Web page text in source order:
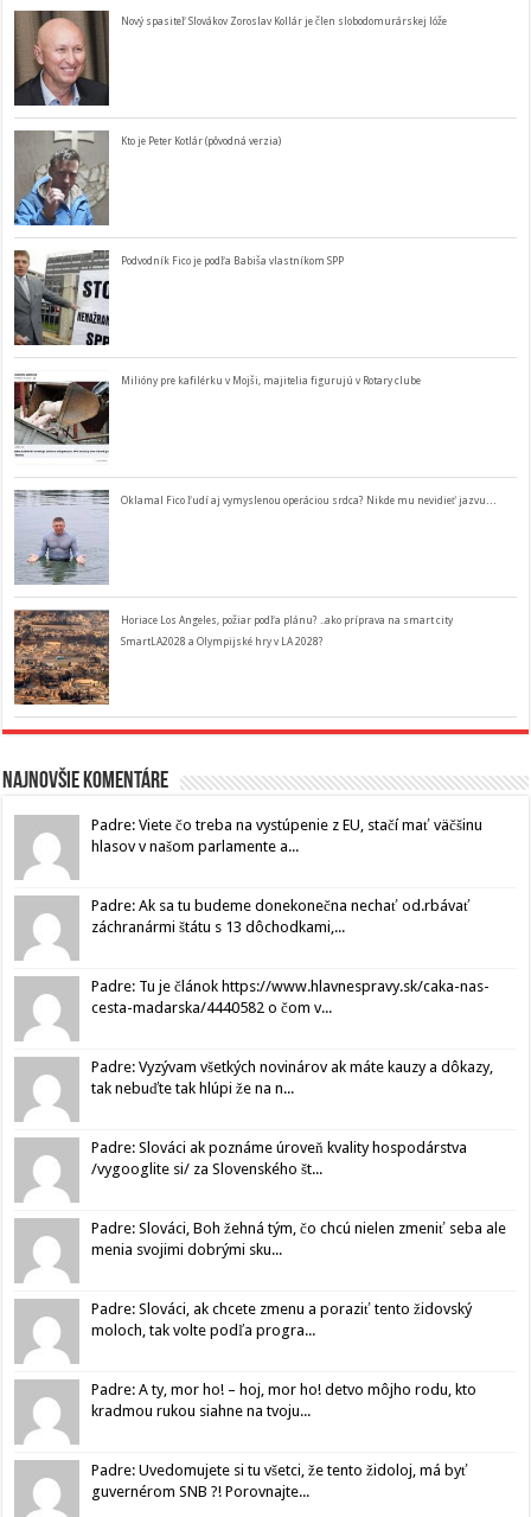
Nový spasiteľ Slovákov Zoroslav Kollár je člen slobodomurárskej lóže
Kto je Peter Kotlár (pôvodná verzia)
Podvodník Fico je podľa Babiša vlastníkom SPP
Milióny pre kafilérku v Mojši, majitelia figurujú v Rotary clube
Oklamal Fico ľudí aj vymyslenou operáciou srdca? Nikde mu nevidieť jazvu…
Horiace Los Angeles, požiar podľa plánu? ..ako príprava na smart city
SmartLA2028 a Olympijské hry v LA 2028?
Najnovšie komentáre
Padre: Viete čo treba na vystúpenie z EU, stačí mať väčšinu
hlasov v našom parlamente a...
Padre: Ak sa tu budeme donekonečna nechať od.rbávať
záchranármi štátu s 13 dôchodkami,...
Padre: Tu je článok https://www.hlavnespravy.sk/caka-nas-
cesta-madarska/4440582 o čom v...
Padre: Vyzývam všetkých novinárov ak máte kauzy a dôkazy,
tak nebuďte tak hlúpi že na n...
Padre: Slováci ak poznáme úroveň kvality hospodárstva
/vygooglite si/ za Slovenského št...
Padre: Slováci, Boh žehná tým, čo chcú nielen zmeniť seba ale
menia svojimi dobrými sku...
Padre: Slováci, ak chcete zmenu a poraziť tento židovský
moloch, tak volte podľa progra...
Padre: A ty, mor ho! – hoj, mor ho! detvo môjho rodu, kto
kradmou rukou siahne na tvoju...
Padre: Uvedomujete si tu všetci, že tento židoloj, má byť
guvernérom SNB ?! Porovnajte...